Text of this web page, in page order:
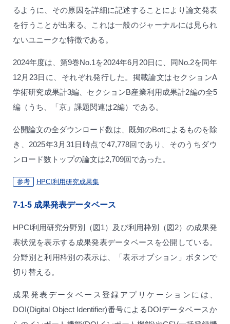
るように、その原因を詳細に記述することにより論文発表
を行うことが出来る。これは一般のジャーナルには見られ
ないユニークな特徴である。
2024年度は、第9巻No.1を2024年6月20日に、同No.2を同年
12月23日に、それぞれ発行した。掲載論文はセクションA
学術研究成果計3編、セクションB産業利用成果計2編の全5
編（うち、「京」課題関連は2編）である。
公開論文の全ダウンロード数は、既知のBotによるものを除
き、2025年3月31日時点で47,778回であり、そのうちダウ
ンロード数トップの論文は2,709回であった。
参考 HPCI利用研究成果集
7-1-5 成果発表データベース
HPCI利用研究分野別（図1）及び利用枠別（図2）の成果発
表状況を表示する成果発表データベースを公開している。
分野別と利用枠別の表示は、「表示オプション」ボタンで
切り替える。
成果発表データベース登録アプリケーションには、
DOI(Digital Object Identifier)番号によるDOIデータベースか